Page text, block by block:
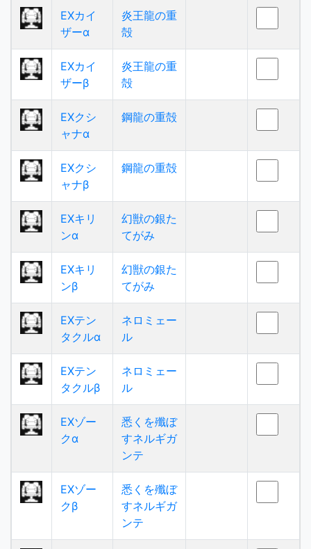
EXカイ
ザーα
炎王龍の重
殻
EXカイ
ザーβ
炎王龍の重
殻
EXクシ
ャナα
鋼龍の重殻
EXクシ
ャナβ
鋼龍の重殻
EXキリ
ンα
幻獣の銀た
てがみ
EXキリ
ンβ
幻獣の銀た
てがみ
EXテン
タクルα
ネロミェー
ル
EXテン
タクルβ
ネロミェー
ル
EXゾー
クα
悉くを殲ぼ
すネルギガ
ンテ
EXゾー
クβ
悉くを殲ぼ
すネルギガ
ンテ